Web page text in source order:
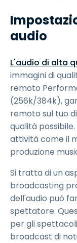
audio
L'audio di alta
immagini di
remoto
(256k/384k),
remoto sul tuo
qualità
attività come il
produzione
Si tratta di un
broadcasting
dell'audio può
spettatore.
per gli
broadcast di